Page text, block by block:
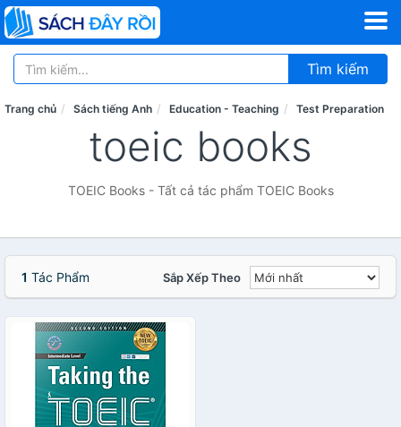
Tìm kiếm
Trang chủ Sách tiếng Anh Education - Teaching Test Preparation
toeic books
TOEIC Books - Tất cả tác phẩm TOEIC Books
1 Tác Phẩm Sắp Xếp Theo